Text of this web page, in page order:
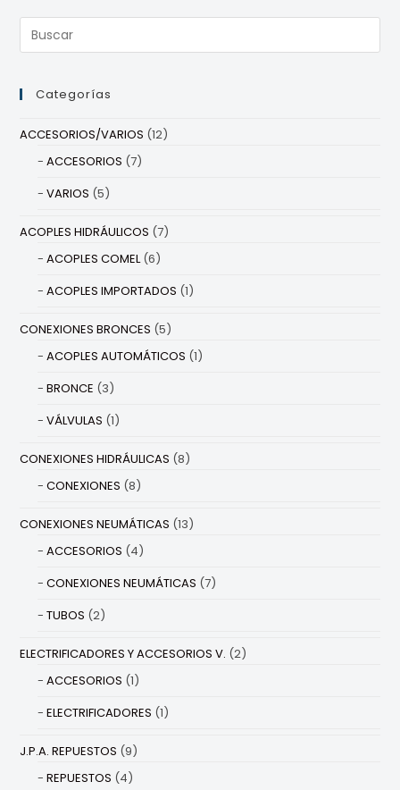
Categorías
ACCESORIOS/VARIOS (12)
ACCESORIOS (7)
VARIOS (5)
ACOPLES HIDRÁULICOS (7)
ACOPLES COMEL(6)
ACOPLES IMPORTADOS (1)
CONEXIONES BRONCES (5)
ACOPLES AUTOMÁTICOS (1)
BRONCE (3)
VÁLVULAS (1)
CONEXIONES HIDRÁULICAS (8)
CONEXIONES (8)
CONEXIONES NEUMÁTICAS (13)
ACCESORIOS (4)
CONEXIONES NEUMÁTICAS (7)
TUBOS (2)
ELECTRIFICADORES Y ACCESORIOS V. (2)
ACCESORIOS (1)
ELECTRIFICADORES (1)
J.P.A. REPUESTOS (9)
REPUESTOS (4)